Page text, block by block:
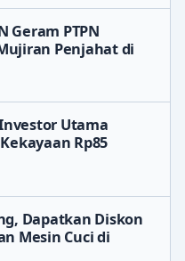
Geram PTPN
Penjahat di
Utama
Rp85
Dapatkan Diskon
Mesin Cuci di